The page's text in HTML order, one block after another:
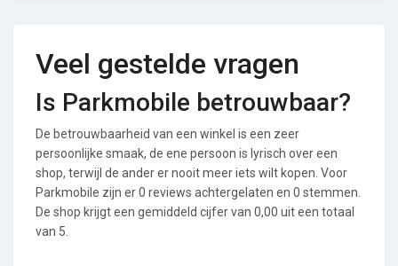
Veel gestelde vragen
Is Parkmobile betrouwbaar?
De betrouwbaarheid van een winkel is een zeer
persoonlijke smaak, de ene persoon is lyrisch over een
shop, terwijl de ander er nooit meer iets wilt kopen. Voor
Parkmobile zijn er 0 reviews achtergelaten en 0 stemmen.
De shop krijgt een gemiddeld cijfer van 0,00 uit een totaal
van 5.